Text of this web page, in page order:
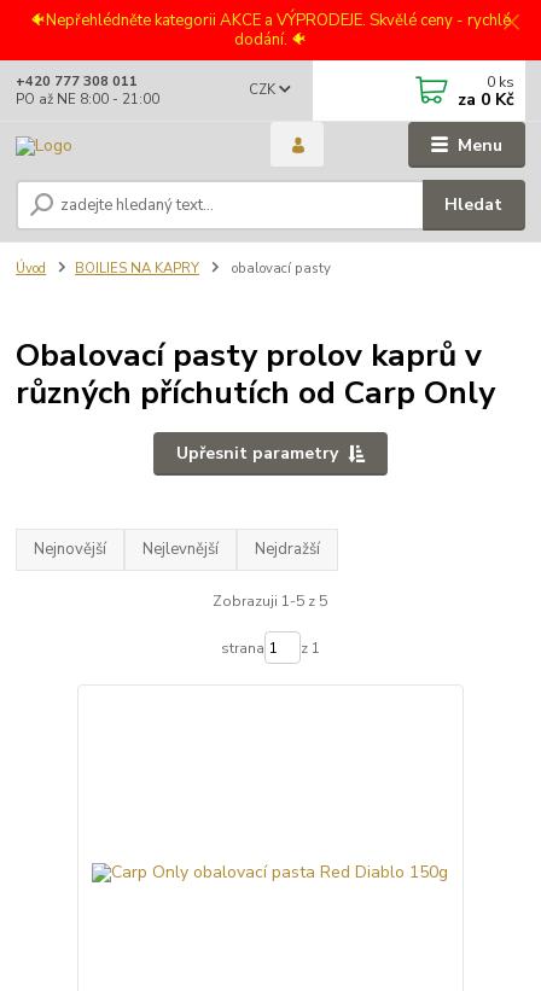
🐠Nepřehlédněte kategorii AKCE a VÝPRODEJE. Skvělé ceny - rychlé
dodání. 🐠
Menu
CZK
Hledat
+420 777 308 011
PO až NE 8:00 - 21:00
0 ks
za 0 Kč
Úvod BOILIES NA KAPRY obalovací pasty
Obalovací pasty prolov kaprů v
různých příchutích od Carp Only
Upřesnit parametry
Nejnovější Nejlevnější Nejdražší
Zobrazuji 1-5 z 5
strana z 1